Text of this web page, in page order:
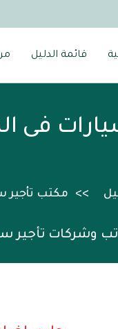
قائمة الدليل
فى
مكتب تأجير
وشركات تأجير